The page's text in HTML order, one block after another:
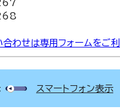
わせは専用フォームをご利
スマートフォン表示